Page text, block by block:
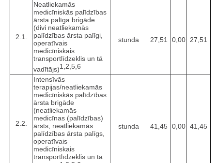
2.1.
Neatliekamās
medicīniskās palīdzības
ārsta palīga brigāde
(divi neatliekamās
palīdzības ārsta palīgi,
operatīvais
medicīniskais
transportlīdzeklis un tā
vadītājs)1,2,5,6
stunda 27,51 0,00 27,51
2.2.
Intensīvās
terapijas/neatliekamās
medicīniskās palīdzības
ārsta brigāde
(neatliekamās
medicīnas (palīdzības)
ārsts, neatliekamās
palīdzības ārsta palīgs,
operatīvais
medicīniskais
transportlīdzeklis un tā
stunda 41,45 0,00 41,45